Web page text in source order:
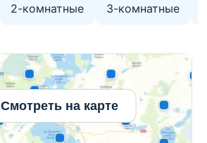
2-комнатные 3-комнатные
Смотреть на карте